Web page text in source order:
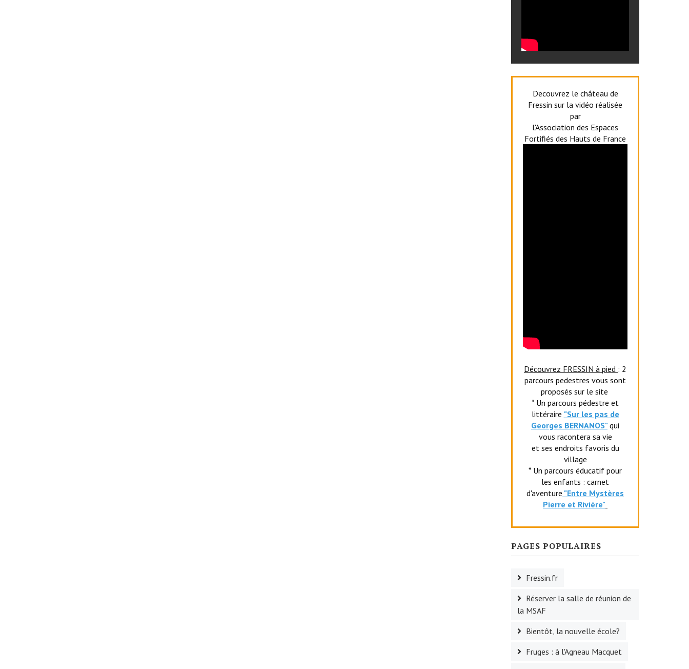
Decouvrez le château de
Fressin sur la vidéo réalisée
par
l'Association des Espaces
Fortifiés des Hauts de France
Découvrez FRESSIN à pied : 2
parcours pedestres vous sont
proposés sur le site
* Un parcours pédestre et
littéraire "Sur les pas de
Georges BERNANOS" qui
vous racontera sa vie
et ses endroits favoris du
village
* Un parcours éducatif pour
les enfants : carnet
d'aventure "Entre Mystères
Pierre et Rivière"
PAGES POPULAIRES
Fressin.fr
Réserver la salle de réunion de
la MSAF
Bientôt, la nouvelle école?
Fruges : à l'Agneau Macquet